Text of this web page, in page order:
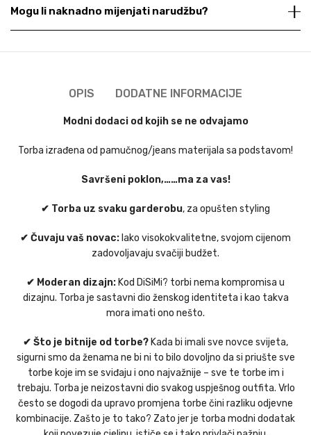
Mogu li naknadno mijenjati narudžbu?
OPIS DODATNE INFORMACIJE
Modni dodaci od kojih se ne odvajamo
Torba izrađena od pamučnog/jeans materijala sa podstavom!
Savršeni poklon,……ma za vas!
✔ Torba uz svaku garderobu, za opušten styling
✔ Čuvaju vaš novac: Iako visokokvalitetne, svojom cijenom
zadovoljavaju svačiji budžet.
✔ Moderan dizajn: Kod DiSiMi? torbi nema kompromisa u
dizajnu. Torba je sastavni dio ženskog identiteta i kao takva
mora imati ono nešto.
✔ Što je bitnije od torbe? Kada bi imali sve novce svijeta,
sigurni smo da ženama ne bi ni to bilo dovoljno da si priušte sve
torbe koje im se sviđaju i ono najvažnije – sve te torbe im i
trebaju. Torba je neizostavni dio svakog uspješnog outfita. Vrlo
često se dogodi da upravo promjena torbe čini razliku odjevne
kombinacije. Zašto je to tako? Zato jer je torba modni dodatak